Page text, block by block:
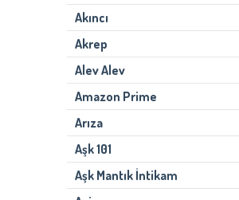
Akıncı
Akrep
Alev Alev
Amazon Prime
Arıza
Aşk 101
Aşk Mantık İntikam